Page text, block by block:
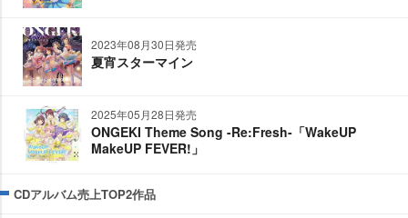
2023年08月30日発売
夏宵スターマイン
2025年05月28日発売
ONGEKI Theme Song -Re:Fresh-「WakeUP
MakeUP FEVER!」
CDアルバム売上TOP2作品